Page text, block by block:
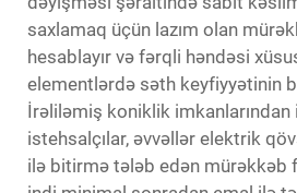
saxlamaq üçün lazım olan
hesablayır və fərqli həndəsi
elementlərdə səth keyfiyyətinin
İrəliləmiş koniklik
istehsalçılar, əvvəllər elektrik
ilə bitirmə tələb edən mürəkkəb